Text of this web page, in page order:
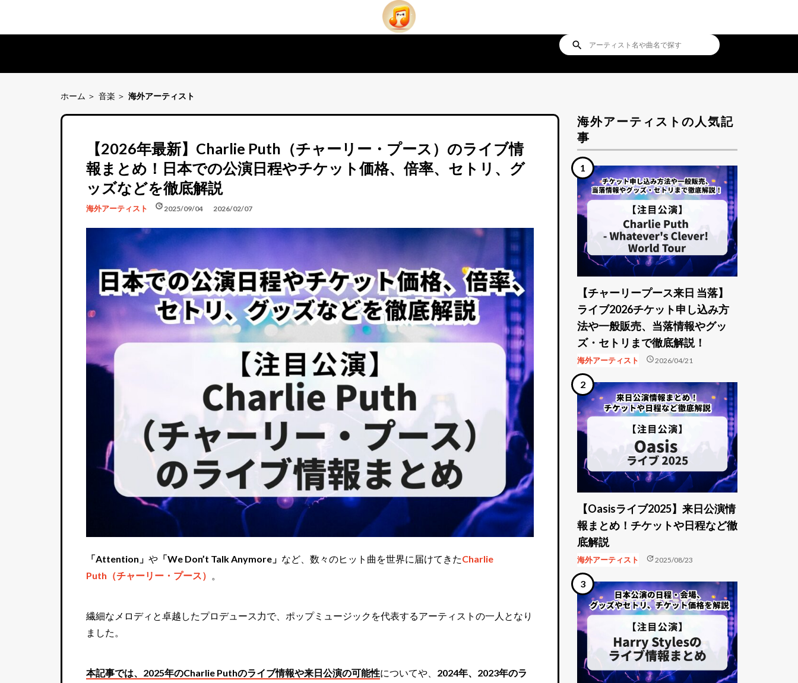
search
ホーム 音楽 海外アーティスト
【2026年最新】Charlie Puth（チャーリー・プース）のライブ情
報まとめ！日本での公演日程やチケット価格、倍率、セトリ、グ
ッズなどを徹底解説
海外アーティスト schedule2025/09/04
update 2026/02/07
「Attention」 や 「We Don’t Talk Anymore」 など、数々のヒット曲を世界に届けてきたCharlie
Puth（チャーリー・プース） 。
繊細なメロディと卓越したプロデュース力で、ポップミュージックを代表するアーティストの一人となり
ました。
本記事では、2025年のCharlie Puthのライブ情報や来日公演の可能性についてや、 2024年、2023年のラ
海外アーティストの人気記
事
【チャーリープース来日 当落】
ライブ2026チケット申し込み方
法や一般販売、当落情報やグッ
ズ・セトリまで徹底解説！
海外アーティスト schedule2026/04/21
【Oasisライブ2025】来日公演情
報まとめ！チケットや日程など徹
底解説
海外アーティスト update2025/08/23